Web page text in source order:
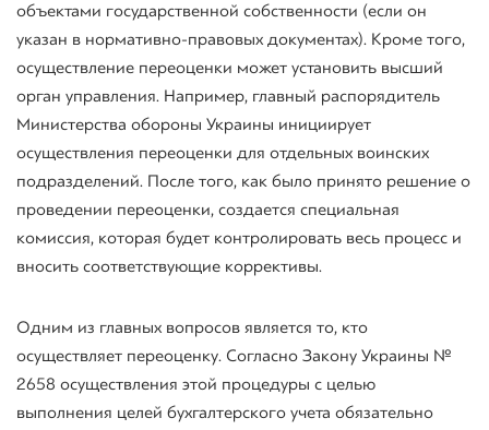
объектами государственной собственности (если он
указан в нормативно-правовых документах). Кроме того,
осуществление переоценки может установить высший
орган управления. Например, главный распорядитель
Министерства обороны Украины инициирует
осуществления переоценки для отдельных воинских
подразделений. После того, как было принято решение о
проведении переоценки, создается специальная
комиссия, которая будет контролировать весь процесс и
вносить соответствующие коррективы.
Одним из главных вопросов является то, кто
осуществляет переоценку. Согласно Закону Украины №
2658 осуществления этой процедуры с целью
выполнения целей бухгалтерского учета обязательно